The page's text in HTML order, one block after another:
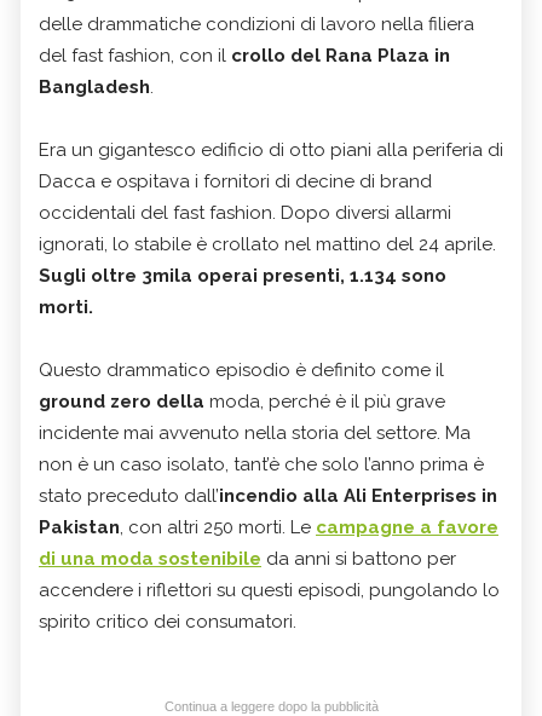
delle drammatiche condizioni di lavoro nella filiera
del fast fashion, con il crollo del Rana Plaza in
Bangladesh.
Era un gigantesco edificio di otto piani alla periferia di
Dacca e ospitava i fornitori di decine di brand
occidentali del fast fashion. Dopo diversi allarmi
ignorati, lo stabile è crollato nel mattino del 24 aprile.
Sugli oltre 3mila operai presenti, 1.134 sono
morti.
Questo drammatico episodio è definito come il
ground zero della moda, perché è il più grave
incidente mai avvenuto nella storia del settore. Ma
non è un caso isolato, tant’è che solo l’anno prima è
stato preceduto dall’incendio alla Ali Enterprises in
Pakistan, con altri 250 morti. Le campagne a favore
di una moda sostenibile da anni si battono per
accendere i riflettori su questi episodi, pungolando lo
spirito critico dei consumatori.
Continua a leggere dopo la pubblicità